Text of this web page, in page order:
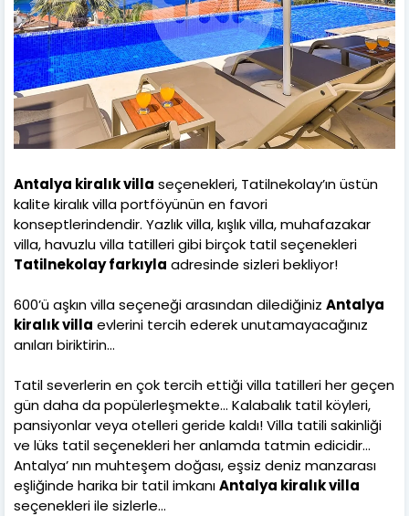
Antalya kiralık villa seçenekleri, Tatilnekolay’ın üstün
kalite kiralık villa portföyünün en favori
konseptlerindendir. Yazlık villa, kışlık villa, muhafazakar
villa, havuzlu villa tatilleri gibi birçok tatil seçenekleri
Tatilnekolay farkıyla adresinde sizleri bekliyor!
600’ü aşkın villa seçeneği arasından dilediğiniz Antalya
kiralık villa evlerini tercih ederek unutamayacağınız
anıları biriktirin...
Tatil severlerin en çok tercih ettiği villa tatilleri her geçen
gün daha da popülerleşmekte... Kalabalık tatil köyleri,
pansiyonlar veya otelleri geride kaldı! Villa tatili sakinliği
ve lüks tatil seçenekleri her anlamda tatmin edicidir…
Antalya’ nın muhteşem doğası, eşsiz deniz manzarası
eşliğinde harika bir tatil imkanıAntalya kiralık villa
seçenekleri ile sizlerle…